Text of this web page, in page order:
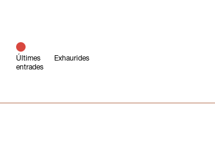
Últimes
entrades
Exhaurides